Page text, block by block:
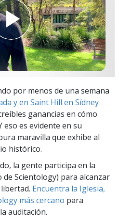
por menos de una semana
y en Saint Hill en Sídney
ganancias en cómo
eso es evidente en su
maravilla que exhibe al
histórico.
la gente participa en la
Scientology) para alcanzar
Encuentra la Iglesia,
más cercano para
auditación.